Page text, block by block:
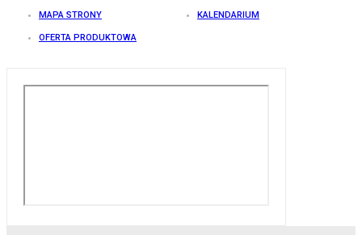
MAPA STRONY KALENDARIUM
OFERTA PRODUKTOWA